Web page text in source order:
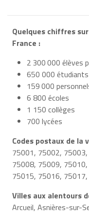
Quelques chiffres
France :
2 300 000 élèves
650 000 étudiants
159 000
6 800 écoles
1 150 collèges
700 lycées
Codes postaux de la
75001, 75002,
75008, 75009,
75015, 75016,
Villes aux alentours
Arcueil, Asnières-sur-